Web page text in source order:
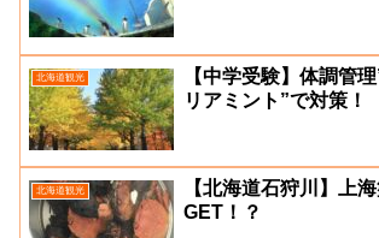
北海道観光
【中学受験】体調管
リアミント”で対策！
北海道観光
【北海道石狩川】上
GET！？